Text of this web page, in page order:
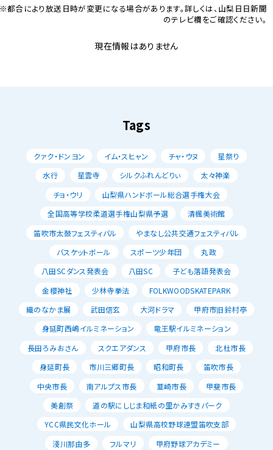
都合により放送日時が変更になる場合があります。詳しくは、山梨日日新聞
のテレビ欄をご確認ください。
現在情報はありません
Tags
クァク・ドンヨン イム・スヒャン チャ・ウヌ
星祭り
水行
星雲寺 シルクふれんどりぃ
太々神楽
チョ・ウリ
山梨県ハンドボール総合選手権大会
全国高等学校柔道選手権山梨県予選
清楓美術館
笛吹市太鼓フェスティバル
やまなし公共交通フェスティバル
バスケットボール
スポーツ少年団
丸政
八田SCダンス発表会
八田SC
子ども落語発表会
金櫻神社
少林寺拳法
FOLKWOODSKATEPARK
織のなかま展
武田信玄 大河ドラマ
甲府市旧鈴村亭
身延町西嶋イルミネーション
竜王駅イルミネーション
長田ろみおさん
スクエアダンス 甲府市長
北杜市長
身延町長
市川三郷町長 昭和町長
笛吹市長
中央市長
南アルプス市長 韮崎市長
甲斐市長
美創祭
道の駅にしじま和紙の里かみすきパーク
YCC県民文化ホール
山梨県高校野球連盟笛吹支部
淺川那由多
フルマリ
甲府野球アカデミー